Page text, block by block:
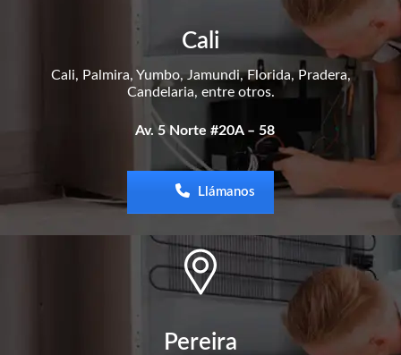
Cali
Cali, Palmira, Yumbo, Jamundi, Florida, Pradera,
Candelaria, entre otros.
Av. 5 Norte #20A – 58
Llámanos
Pereira